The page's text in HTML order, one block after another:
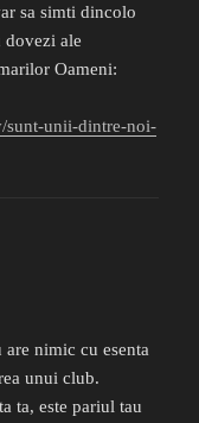
sa simti dincolo
dovezi ale
Oameni:
sunt-unii-dintre-noi-
are nimic cu esenta
unui club.
ta, este pariul tau